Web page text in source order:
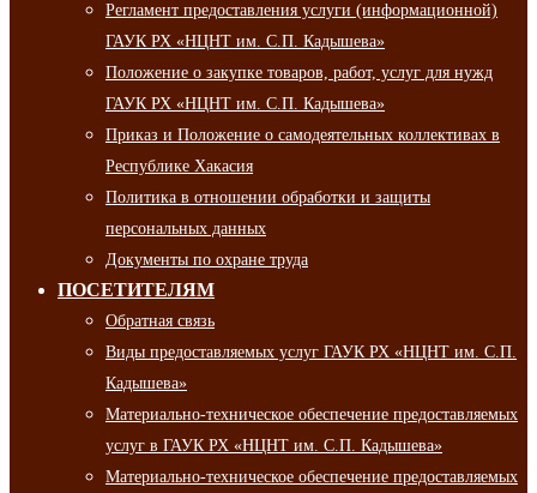
Регламент предоставления услуги (информационной)
ГАУК РХ «НЦНТ им. С.П. Кадышева»
Положение о закупке товаров, работ, услуг для нужд
ГАУК РХ «НЦНТ им. С.П. Кадышева»
Приказ и Положение о самодеятельных коллективах в
Республике Хакасия
Политика в отношении обработки и защиты
персональных данных
Документы по охране труда
ПОСЕТИТЕЛЯМ
Обратная связь
Виды предоставляемых услуг ГАУК РХ «НЦНТ им. С.П.
Кадышева»
Материально-техническое обеспечение предоставляемых
услуг в ГАУК РХ «НЦНТ им. С.П. Кадышева»
Материально-техническое обеспечение предоставляемых